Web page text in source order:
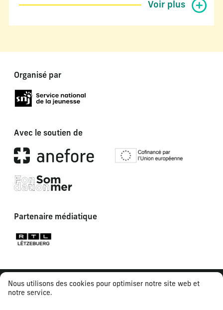
Nous utilisons des cookies pour optimiser notre site web et
notre service.
Voir plus
Organisé par
Avec le soutien de
Partenaire médiatique